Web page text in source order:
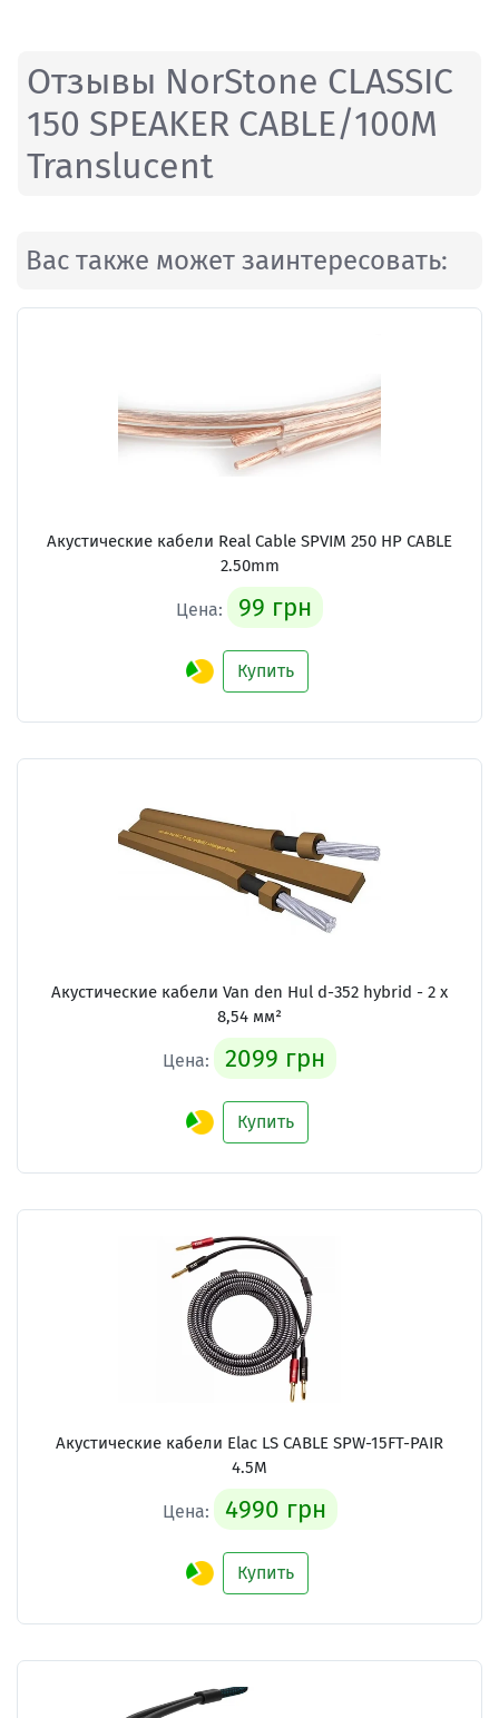
Отзывы NorStone CLASSIC
150 SPEAKER CABLE/100M
Translucent
Вас также может заинтересовать:
Акустические кабели Real Cable SPVIM 250 HP CABLE
2.50mm
Цена: 99 грн
Купить
Акустические кабели Van den Hul d-352 hybrid - 2 x
8,54 мм²
Цена: 2099 грн
Купить
Акустические кабели Elac LS CABLE SPW-15FT-PAIR
4.5M
Цена: 4990 грн
Купить